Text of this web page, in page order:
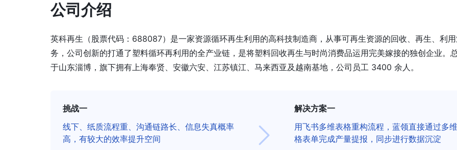
公司介绍
英科再生（股票代码：688087）是一家资源循环再生利用的高科技制造商，从事可再生资源的回收、再生、利
务，公司创新的打通了塑料循环再利用的全产业链，是将塑料回收再生与时尚消费品运用完美嫁接的独创企业。
于山东淄博，旗下拥有上海奉贤、安徽六安、江苏镇江、马来西亚及越南基地，公司员工 3400 余人。
挑战一
线下、纸质流程重、沟通链路长、信息失真概率
高，有较大的效率提升空间
解决方案一
用飞书多维表格重构流程，蓝领直接通过多
格表单完成产量提报，同步进行数据沉淀